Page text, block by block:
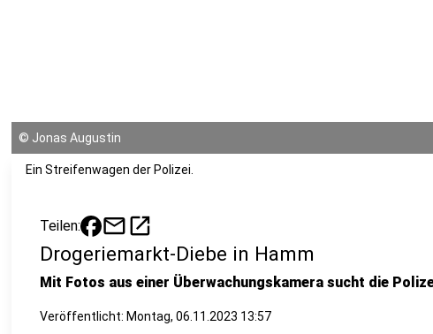
© Jonas Augustin
Ein Streifenwagen der Polizei.
Teilen: mailopen_in_new
Drogeriemarkt-Diebe in Hamm
Mit Fotos aus einer Überwachungskamera sucht die
Veröffentlicht: Montag, 06.11.2023 13:57